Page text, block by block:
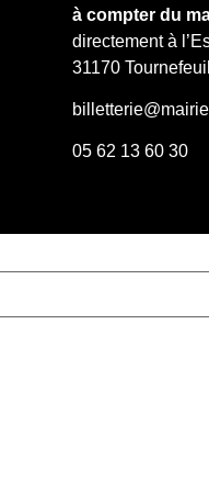
à compter du
directement à
31170
05 62 13 60 30